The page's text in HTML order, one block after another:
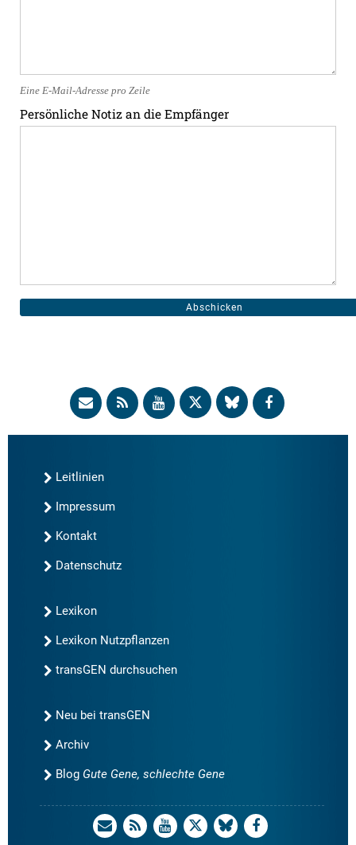
Eine E-Mail-Adresse pro Zeile
Persönliche Notiz an die Empfänger
Leitlinien
Impressum
Kontakt
Datenschutz
Lexikon
Lexikon Nutzpflanzen
transGEN durchsuchen
Neu bei transGEN
Archiv
Blog Gute Gene, schlechte Gene